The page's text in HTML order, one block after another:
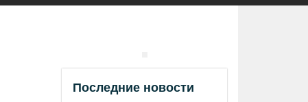
Последние новости